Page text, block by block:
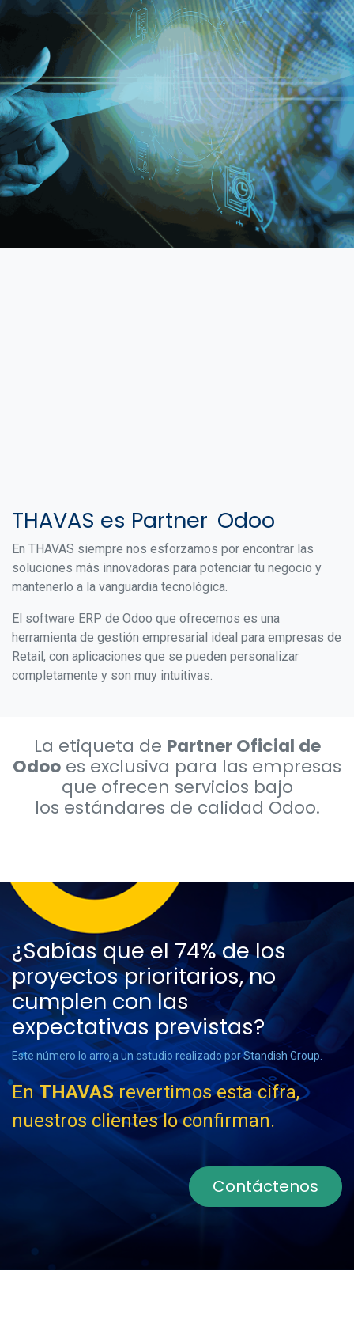
THAVAS es Partner Odoo
En THAVAS siempre nos esforzamos por encontrar las
soluciones más innovadoras para potenciar tu negocio y
mantenerlo a la vanguardia tecnológica.
El software ERP de Odoo que ofrecemos es una
herramienta de gestión empresarial ideal para empresas de
Retail, con aplicaciones que se pueden personalizar
completamente y son muy intuitivas.
La etiqueta de Partner Oficial de
Odoo es exclusiva para las empresas
que ofrecen servicios bajo
los estándares de calidad Odoo.
¿Sabías que el 74% de los
proyectos prioritarios, no
cumplen con las
expectativas previstas?
Este número lo arroja un estudio realizado por Standish Group.
EnTHAVAS revertimos esta cifra,
nuestros clientes lo confirman.
Contáctenos